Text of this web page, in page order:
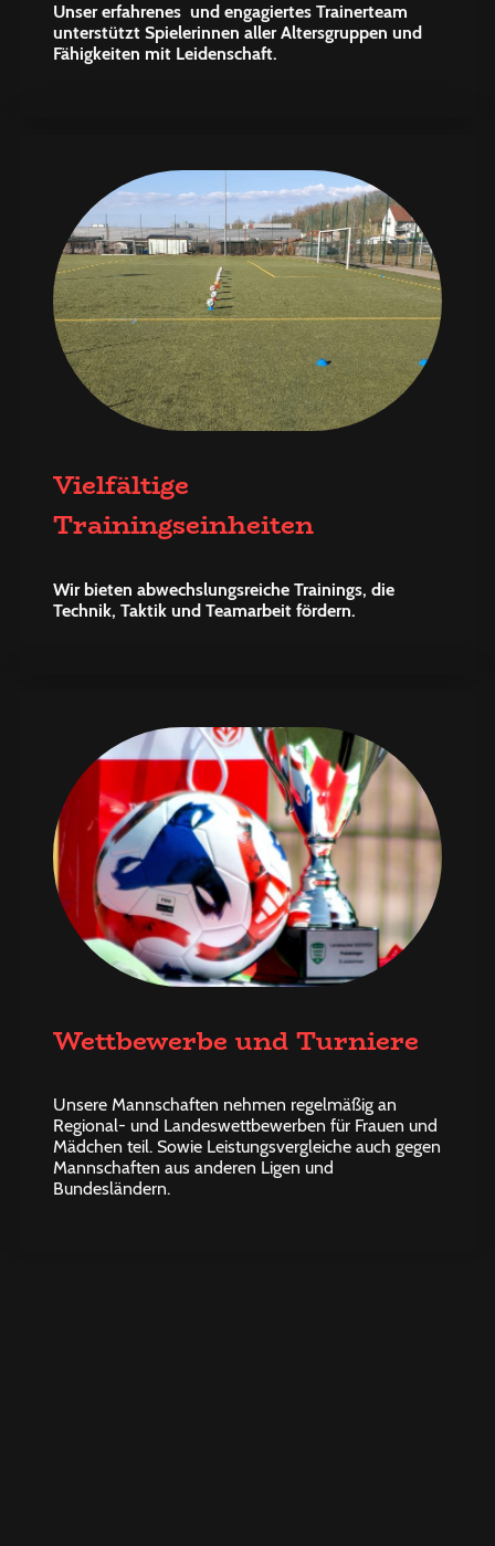
Unser erfahrenes und engagiertes Trainerteam
unterstützt Spielerinnen aller Altersgruppen und
Fähigkeiten mit Leidenschaft.
Vielfältige
Trainingseinheiten
Wir bieten abwechslungsreiche Trainings, die
Technik, Taktik und Teamarbeit fördern.
Wettbewerbe und Turniere
Unsere Mannschaften nehmen regelmäßig an
Regional- und Landeswettbewerben für Frauen und
Mädchen teil. Sowie Leistungsvergleiche auch gegen
Mannschaften aus anderen Ligen und
Bundesländern.